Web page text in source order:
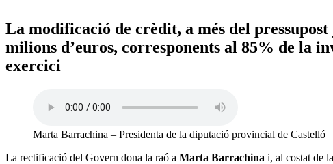
La modificació de crèdit, a més del
milions d’euros, corresponents al 85% de la
exercici
Marta Barrachina – Presidenta de la diputació provincial de Castelló
La rectificació del Govern dona la raó a Marta Barrachina i, al costat de